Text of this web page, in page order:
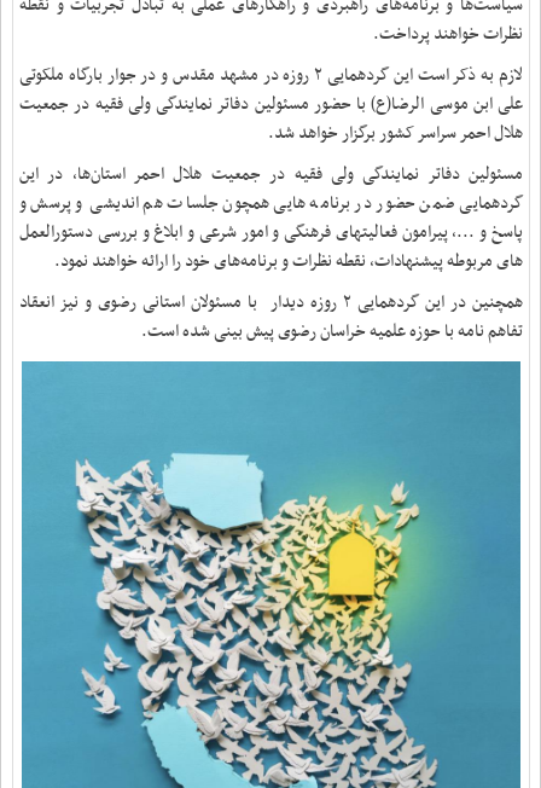
نظرات خواهند پرداخت.
لازم به ذکر است این گردهمایی ٢ روزه در مشهد مقدس و در جوار بارگاه ملکوتی
علی ابن موسی الرضا(ع) با حضور مسئولین دفاتر نمایندگی ولی فقیه در جمعیت
هلال احمر سراسر کشور برگزار خواهد شد.
مسئولین دفاتر نمایندگی ولی فقیه در جمعیت هلال احمر استان‌ها، در این
گردهمایی ضمن حضور در برنامه هایی همچون جلسات هم اندیشی و پرسش و
پاسخ و ...، پیرامون فعالیتهای فرهنگی و امور شرعی و ابلاغ و بررسی دستورالعمل
های مربوطه پیشنهادات، نقطه نظرات و برنامه‌های خود را ارائه خواهند نمود.
همچنین در این گردهمایی ٢ روزه دیدار با مسئولان استانی رضوی و نیز انعقاد
تفاهم نامه با حوزه علمیه خراسان رضوی پیش بینی شده است.